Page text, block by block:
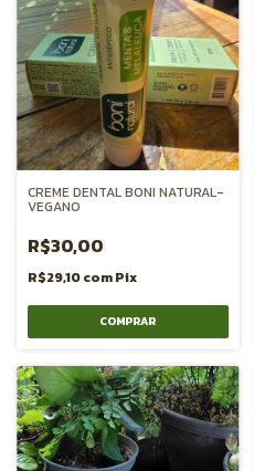
CREME DENTAL BONI NATURAL-
VEGANO
R$30,00
R$29,10comPix